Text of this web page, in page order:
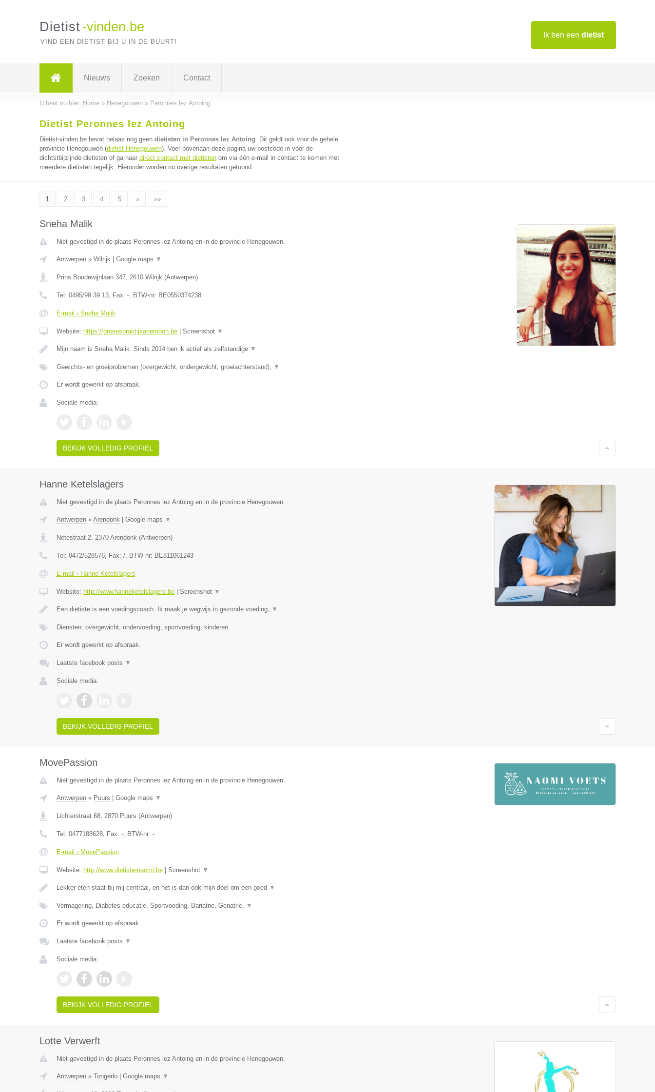
Ik ben een dietist
Dietist -vinden.be
VIND EEN DIETIST BIJ U IN DE BUURT!
Nieuws Zoeken Contact
U bent nu hier: Home» Henegouwen» Peronnes lez Antoing
Dietist Peronnes lez Antoing
Dietist-vinden.be bevat helaas nog geen dietisten in Peronnes lez Antoing. Dit geldt ook voor de gehele
provincie Henegouwen (dietist Henegouwen). Voer bovenaan deze pagina uw postcode in voor de
dichtstbijzijnde dietisten of ga naar direct contact met dietistenom via één e-mail in contact te komen met
meerdere dietisten tegelijk. Hieronder worden nu overige resultaten getoond.
1 2 3 4 5 » »»
Sneha Malik
Niet gevestigd in de plaats Peronnes lez Antoing en in de provincie Henegouwen.
Antwerpen» Wilrijk| Google maps ▼
Prins Boudewijnlaan 347, 2610 Wilrijk(Antwerpen)
Tel: 0495/99.39.13, Fax: -, BTW-nr: BE0550374238
E-mail › Sneha Malik
Website: https://groepspraktijkanemoon.be| Screenshot ▼
Mijn naam is Sneha Malik. Sinds 2014 ben ik actief als zelfstandige ▼
Gewichts- en groeiproblemen (overgewicht, ondergewicht, groeiachterstand), ▼
Er wordt gewerkt op afspraak.
Sociale media:
BEKIJK VOLLEDIG PROFIEL
Hanne Ketelslagers
Niet gevestigd in de plaats Peronnes lez Antoing en in de provincie Henegouwen.
Antwerpen» Arendonk| Google maps ▼
Netestraat 2, 2370 Arendonk(Antwerpen)
Tel: 0472/528576, Fax: /, BTW-nr: BE811061243
E-mail › Hanne Ketelslagers
Website: http://www.hanneketelslagers.be| Screenshot ▼
Een diëtiste is een voedingscoach. Ik maak je wegwijs in gezonde voeding, ▼
Diensten: overgewicht, ondervoeding, sportvoeding, kinderen
Er wordt gewerkt op afspraak.
Laatste facebook posts ▼
Sociale media:
BEKIJK VOLLEDIG PROFIEL
MovePassion
Niet gevestigd in de plaats Peronnes lez Antoing en in de provincie Henegouwen.
Antwerpen» Puurs Google maps ▼
Lichterstraat 68, 2870 Puurs (Antwerpen)
Tel: 0477188628, Fax: -, BTW-nr: -
E-mail › MovePassion
Website: http://www.dietiste-naomi.be| Screenshot ▼
Lekker eten staat bij mij centraal, en het is dan ook mijn doel om een goed ▼
Vermagering, Diabetes educatie, Sportvoeding, Bariatrie, Geriatrie, ▼
Er wordt gewerkt op afspraak.
Laatste facebook posts ▼
Sociale media:
BEKIJK VOLLEDIG PROFIEL
Lotte Verwerft
Niet gevestigd in de plaats Peronnes lez Antoing en in de provincie Henegouwen.
Antwerpen» Tongerlo| Google maps ▼